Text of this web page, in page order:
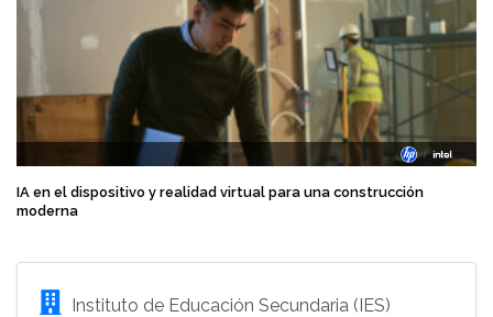
IA en el dispositivo y realidad virtual para una construcción
moderna
Instituto de Educación Secundaria (IES)